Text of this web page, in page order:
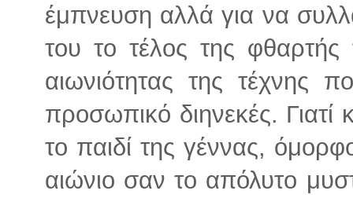
έμπνευση αλλά για να
του το τέλος της
αιωνιότητας της τέχνης
προσωπικό διηνεκές. Γιατί
το παιδί της γέννας,
αιώνιο σαν το απόλυτο